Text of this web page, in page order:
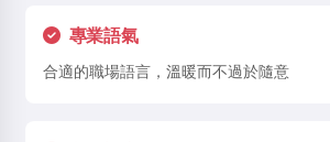
專業語氣
合適的職場語言，溫暖而不過於隨意